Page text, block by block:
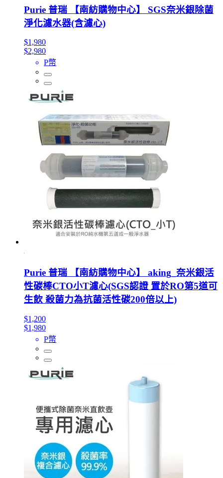
Purie 普瑞 【南紡購物中心】 SGS奈米銀除菌
淨化濾水器(含濾心)
$1,980
$2,980
P幣
Purie 普瑞 【南紡購物中心】 aking_奈米銀活
性碳棒CTO小T濾心(SGS認證 置於RO第5道可
生飲 殺菌力為抗菌活性碳200倍以上)
$1,200
$1,980
P幣